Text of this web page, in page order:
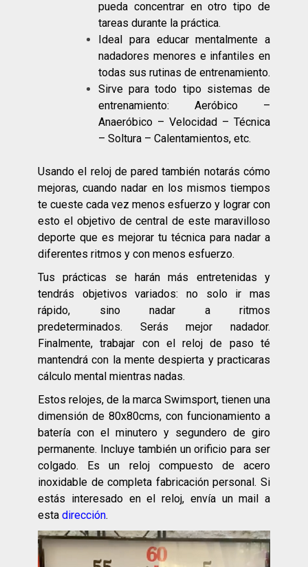
pueda concentrar en otro tipo de
tareas durante la práctica.
Ideal para educar mentalmente a
nadadores menores e infantiles en
todas sus rutinas de entrenamiento.
Sirve para todo tipo sistemas de
entrenamiento: Aeróbico –
Anaeróbico – Velocidad – Técnica
– Soltura – Calentamientos, etc.
Usando el reloj de pared también notarás cómo
mejoras, cuando nadar en los mismos tiempos
te cueste cada vez menos esfuerzo y lograr con
esto el objetivo de central de este maravilloso
deporte que es mejorar tu técnica para nadar a
diferentes ritmos y con menos esfuerzo.
Tus prácticas se harán más entretenidas y
tendrás objetivos variados: no solo ir mas
rápido, sino nadar a ritmos
predeterminados. Serás mejor nadador.
Finalmente, trabajar con el reloj de paso té
mantendrá con la mente despierta y practicaras
cálculo mental mientras nadas.
Estos relojes, de la marca Swimsport, tienen una
dimensión de 80x80cms, con funcionamiento a
batería con el minutero y segundero de giro
permanente. Incluye también un orificio para ser
colgado. Es un reloj compuesto de acero
inoxidable de completa fabricación personal. Si
estás interesado en el reloj, envía un mail a
esta dirección.